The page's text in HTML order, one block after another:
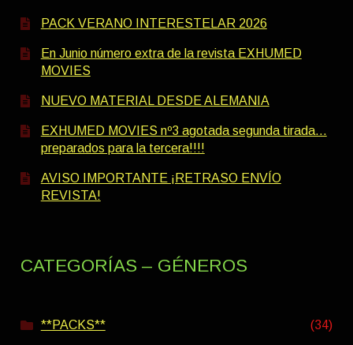
PACK VERANO INTERESTELAR 2026
En Junio número extra de la revista EXHUMED
MOVIES
NUEVO MATERIAL DESDE ALEMANIA
EXHUMED MOVIES nº3 agotada segunda tirada…
preparados para la tercera!!!!
AVISO IMPORTANTE ¡RETRASO ENVÍO
REVISTA!
CATEGORÍAS – GÉNEROS
**PACKS** (34)